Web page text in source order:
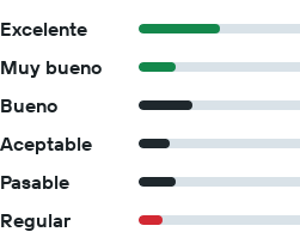
Excelente
Muy bueno
Bueno
Aceptable
Pasable
Regular